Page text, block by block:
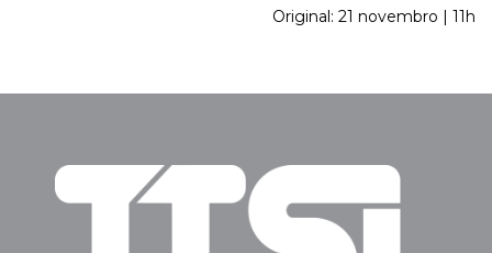
Original: 21 novembro | 11h